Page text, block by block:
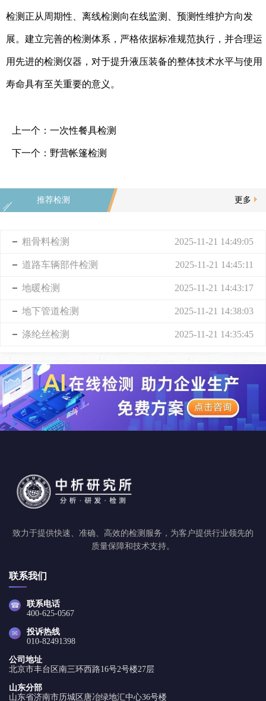
检测正从周期性、离线检测向在线监测、预测性维护方向发
展。建立完善的检测体系，严格依据标准规范执行，并合理运
用先进的检测仪器，对于提升液压装备的整体技术水平与使用
寿命具有至关重要的意义。
上一个： 一次性餐具检测
下一个： 野营帐篷检测
更多
推荐检测
2025-11-21 14:49:05
粗骨料检测
2025-11-21 14:45:11
道路车辆部件检测
2025-11-21 14:43:17
地暖检测
2025-11-21 14:38:03
地下管道检测
2025-11-21 14:35:45
涤纶丝检测
致力于提供快速、准确、高效的检测服务，为客户提供行业领先的
质量保障和技术支持。
联系我们
☎
联系电话
400-625-0567
✉
投诉热线
010-82491398
公司地址
北京市丰台区南三环西路16号2号楼27层
山东分部
山东省济南市历城区唐冶绿地汇中心36号楼